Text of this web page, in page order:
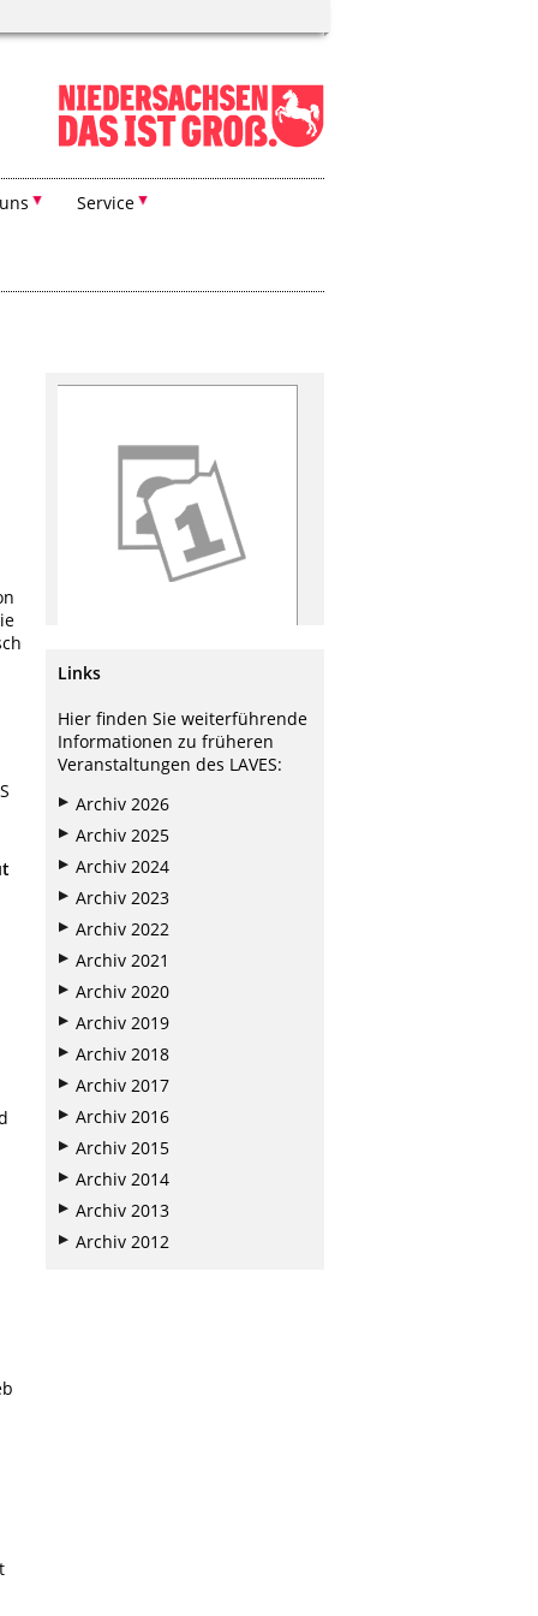
Service
Links
Hier finden Sie weiterführende
Informationen zu früheren
Veranstaltungen des LAVES:
Archiv 2026
Archiv 2025
Archiv 2024
Archiv 2023
Archiv 2022
Archiv 2021
Archiv 2020
Archiv 2019
Archiv 2018
Archiv 2017
Archiv 2016
Archiv 2015
Archiv 2014
Archiv 2013
Archiv 2012